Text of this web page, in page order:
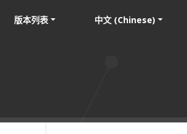
版本列表 中文 (Chinese)